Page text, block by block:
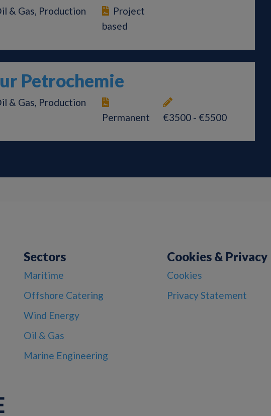
& Gas, Production
Project
based
Petrochemie
& Gas, Production
Permanent
€3500 - €5500
Sectors
Maritime
Offshore Catering
Wind Energy
Oil & Gas
Marine Engineering
Cookies & Privacy
Cookies
Privacy Statement